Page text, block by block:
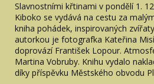
Slavnostními křtinami v pondělí 1.
Kiboko se vydává na cestu za
kniha pohádek, inspirovaných
autorkou je fotografka Kateřina
doprovází František Lopour.
Martina Vobruby. Knihu vydalo
díky příspěvku Městského obvodu